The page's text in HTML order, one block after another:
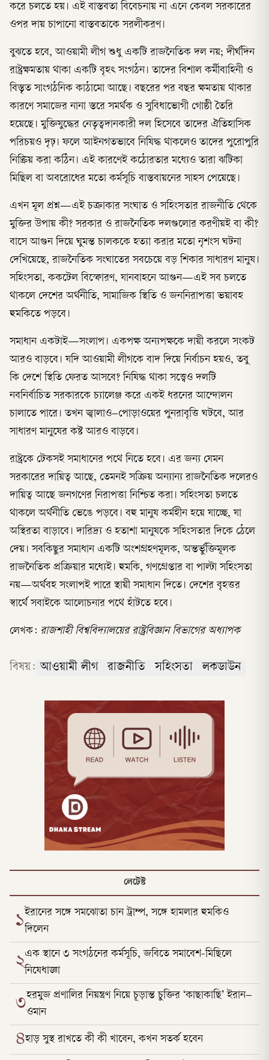
করে চলতে হয়। এই বাস্তবতা বিবেচনায় না এনে কেবল সরকারের
ওপর দায় চাপানো বাস্তবতাকে সরলীকরণ।
বুঝতে হবে, আওয়ামী লীগ শুধু একটি রাজনৈতিক দল নয়; দীর্ঘদিন
রাষ্ট্রক্ষমতায় থাকা একটি বৃহৎ সংগঠন। তাদের বিশাল কর্মীবাহিনী ও
বিস্তৃত সাংগঠনিক কাঠামো আছে। বছরের পর বছর ক্ষমতায় থাকার
কারণে সমাজের নানা স্তরে সমর্থক ও সুবিধাভোগী গোষ্ঠী তৈরি
হয়েছে। মুক্তিযুদ্ধের নেতৃত্বদানকারী দল হিসেবে তাদের ঐতিহাসিক
পরিচয়ও দৃঢ়। ফলে আইনগতভাবে নিষিদ্ধ থাকলেও তাদের পুরোপুরি
নিষ্ক্রিয় করা কঠিন। এই কারণেই কঠোরতার মধ্যেও তারা ঝটিকা
মিছিল বা অবরোধের মতো কর্মসূচি বাস্তবায়নের সাহস পেয়েছে।
এখন মূল প্রশ্ন—এই চক্রাকার সংঘাত ও সহিংসতার রাজনীতি থেকে
মুক্তির উপায় কী? সরকার ও রাজনৈতিক দলগুলোর করণীয়ই বা কী?
বাসে আগুন দিয়ে ঘুমন্ত চালককে হত্যা করার মতো নৃশংস ঘটনা
দেখিয়েছে, রাজনৈতিক সংঘাতের সবচেয়ে বড় শিকার সাধারণ মানুষ।
সহিংসতা, ককটেল বিস্ফোরণ, যানবাহনে আগুন—এই সব চলতে
থাকলে দেশের অর্থনীতি, সামাজিক স্থিতি ও জননিরাপত্তা ভয়াবহ
হুমকিতে পড়বে।
সমাধান একটাই—সংলাপ। একপক্ষ অন্যপক্ষকে দায়ী করলে সংকট
আরও বাড়বে। যদি আওয়ামী লীগকে বাদ দিয়ে নির্বাচন হয়ও, তবু
কি দেশে স্থিতি ফেরত আসবে? নিষিদ্ধ থাকা সত্ত্বেও দলটি
নবনির্বাচিত সরকারকে চ্যালেঞ্জ করে একই ধরনের আন্দোলন
চালাতে পারে। তখন জ্বালাও–পোড়াওয়ের পুনরাবৃত্তি ঘটবে, আর
সাধারণ মানুষের কষ্ট আরও বাড়বে।
রাষ্ট্রকে টেকসই সমাধানের পথে নিতে হবে। এর জন্য যেমন
সরকারের দায়িত্ব আছে, তেমনই সক্রিয় অন্যান্য রাজনৈতিক দলেরও
দায়িত্ব আছে জনগণের নিরাপত্তা নিশ্চিত করা। সহিংসতা চলতে
থাকলে অর্থনীতি ভেঙে পড়বে। বহু মানুষ কর্মহীন হয়ে যাচ্ছে, যা
অস্থিরতা বাড়াবে। দারিদ্র্য ও হতাশা মানুষকে সহিংসতার দিকে ঠেলে
দেয়। সবকিছুর সমাধান একটি অংশগ্রহণমূলক, অন্তর্ভুক্তিমূলক
রাজনৈতিক প্রক্রিয়ার মধ্যেই। হুমকি, গণগ্রেপ্তার বা পাল্টা সহিংসতা
নয়—অর্থবহ সংলাপই পারে স্থায়ী সমাধান দিতে। দেশের বৃহত্তর
স্বার্থে সবাইকে আলোচনার পথে হাঁটতে হবে।
লেখক: রাজশাহী বিশ্ববিদ্যালয়ের রাষ্ট্রবিজ্ঞান বিভাগের অধ্যাপক
বিষয়: আওয়ামী লীগ রাজনীতি সহিংসতা লকডাউন
লেটেস্ট
১ইরানের সঙ্গে সমঝোতা চান ট্রাম্প, সঙ্গে হামলার হুমকিও
দিলেন
২এক স্থানে ৩ সংগঠনের কর্মসূচি, জবিতে সমাবেশ-মিছিলে
নিষেধাজ্ঞা
৩হরমুজ প্রণালির নিয়ন্ত্রণ নিয়ে চূড়ান্ত চুক্তির ‘কাছাকাছি’ ইরান–
ওমান
৪হাড় সুস্থ রাখতে কী কী খাবেন, কখন সতর্ক হবেন